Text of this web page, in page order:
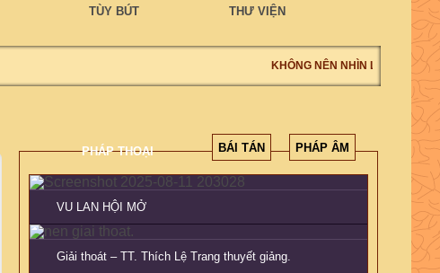
TÙY BÚT THƯ VIỆN
KHÔNG NÊN NHÌN LỖI NGƯỜI,
PHÁP THOẠI BÁI TÁN PHÁP ÂM
VU LAN HỘI MỞ
Giải thoát – TT. Thích Lệ Trang thuyết giảng.